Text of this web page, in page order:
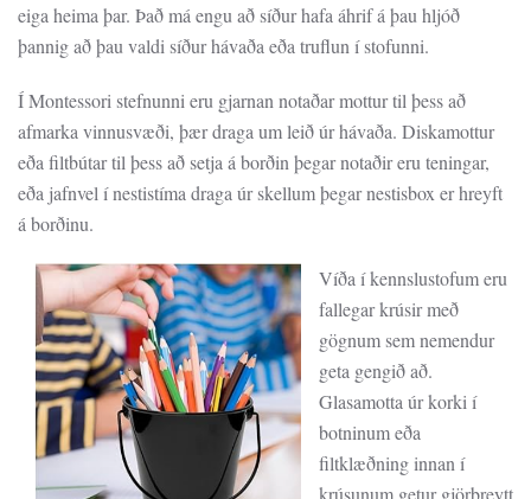
eiga heima þar. Það má engu að síður hafa áhrif á þau hljóð
þannig að þau valdi síður hávaða eða truflun í stofunni.
Í Montessori stefnunni eru gjarnan notaðar mottur til þess að
afmarka vinnusvæði, þær draga um leið úr hávaða. Diskamottur
eða filtbútar til þess að setja á borðin þegar notaðir eru teningar,
eða jafnvel í nestistíma draga úr skellum þegar nestisbox er hreyft
á borðinu.
Víða í kennslustofum eru
fallegar krúsir með
gögnum sem nemendur
geta gengið að.
Glasamotta úr korki í
botninum eða
filtklæðning innan í
krúsunum getur gjörbreytt